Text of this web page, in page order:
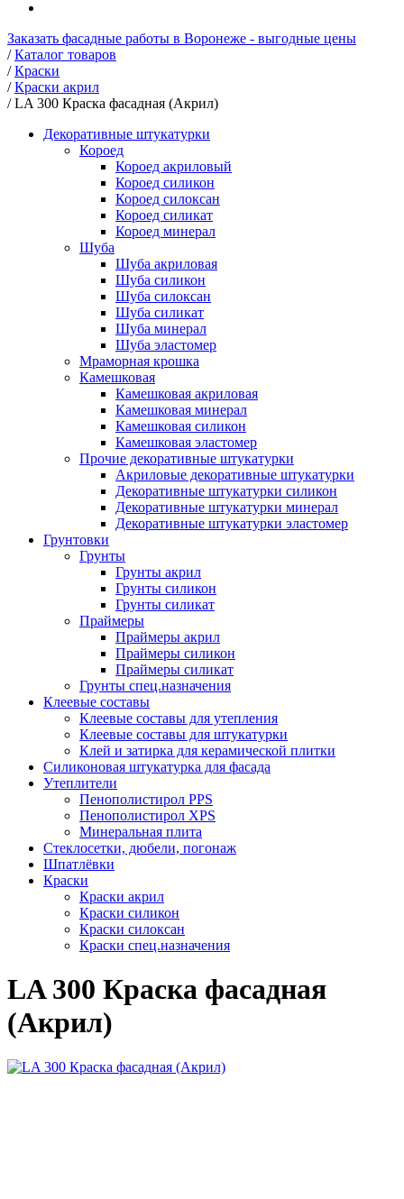
Заказать фасадные работы в Воронеже - выгодные цены
/ Каталог товаров
/ Краски
/ Краски акрил
/ LA 300 Краска фасадная (Акрил)
Декоративные штукатурки
Короед
Короед акриловый
Короед силикон
Короед силоксан
Короед силикат
Короед минерал
Шуба
Шуба акриловая
Шуба силикон
Шуба силоксан
Шуба силикат
Шуба минерал
Шуба эластомер
Мраморная крошка
Камешковая
Камешковая акриловая
Камешковая минерал
Камешковая силикон
Камешковая эластомер
Прочие декоративные штукатурки
Акриловые декоративные штукатурки
Декоративные штукатурки силикон
Декоративные штукатурки минерал
Декоративные штукатурки эластомер
Грунтовки
Грунты
Грунты акрил
Грунты силикон
Грунты силикат
Праймеры
Праймеры акрил
Праймеры силикон
Праймеры силикат
Грунты спец.назначения
Клеевые составы
Клеевые составы для утепления
Клеевые составы для штукатурки
Клей и затирка для керамической плитки
Силиконовая штукатурка для фасада
Утеплители
Пенополистирол PPS
Пенополистирол XPS
Минеральная плита
Стеклосетки, дюбели, погонаж
Шпатлёвки
Краски
Краски акрил
Краски силикон
Краски силоксан
Краски спец.назначения
LA 300 Краска фасадная
(Акрил)